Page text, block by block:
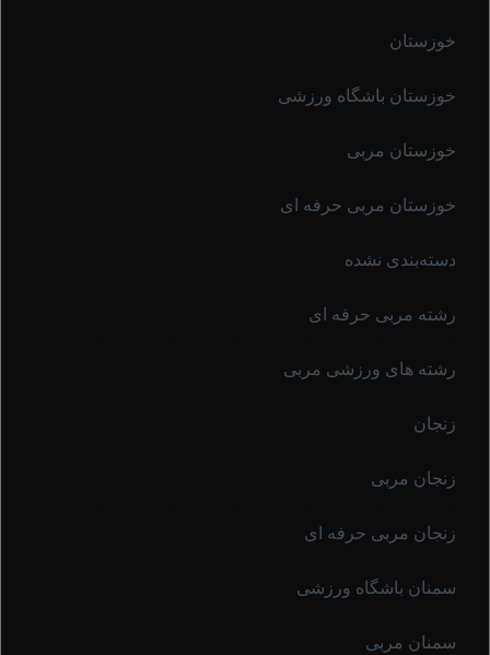
خوزستان
خوزستان باشگاه ورزشی
خوزستان مربی
خوزستان مربی حرفه ای
دسته‌بندی نشده
رشته مربی حرفه ای
رشته های ورزشی مربی
زنجان
زنجان مربی
زنجان مربی حرفه ای
سمنان باشگاه ورزشی
سمنان مربی